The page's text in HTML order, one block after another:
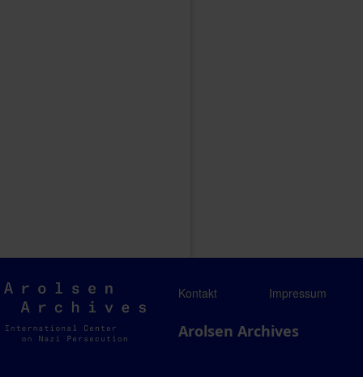
Arolsen
Archives
Kontakt Impressum
Arolsen Archives